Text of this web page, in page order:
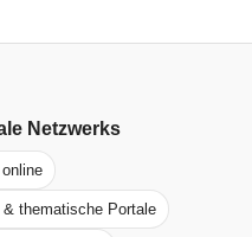
Netzwerks
thematische Portale